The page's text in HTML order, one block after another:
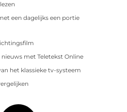
een dagelijks een portie
met Teletekst Online
het klassieke tv-systeem